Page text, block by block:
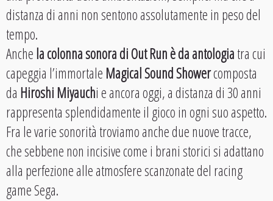
distanza di anni non sentono assolutamente in peso del
tempo.
Anchela colonna sonora di Out Run è da antologiatra cui
capeggia l’immortaleMagical Sound Showercomposta
da Hiroshi Miyauchi e ancora oggi, a distanza di 30 anni
rappresenta splendidamente il gioco in ogni suo aspetto.
Fra le varie sonorità troviamo anche due nuove tracce,
che sebbene non incisive come i brani storici si adattano
alla perfezione alle atmosfere scanzonate del racing
game Sega.